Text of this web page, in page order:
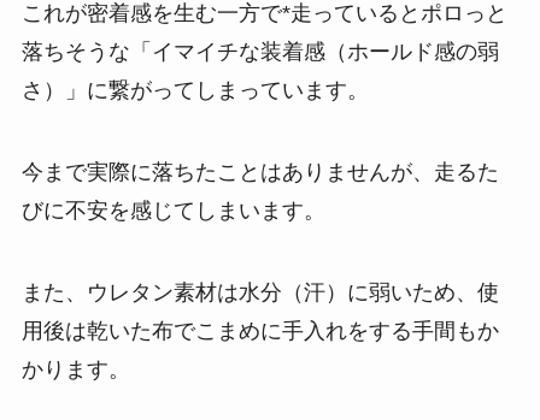
これが密着感を生む一方で*走っているとポロっと
落ちそうな「イマイチな装着感（ホールド感の弱
さ）」に繋がってしまっています。
今まで実際に落ちたことはありませんが、走るた
びに不安を感じてしまいます。
また、ウレタン素材は水分（汗）に弱いため、使
用後は乾いた布でこまめに手入れをする手間もか
かります。